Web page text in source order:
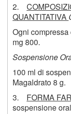
2.
QUANTITATIVA
Ogni
mg 800.
Sospensione
100 ml di
Magaldrato 8 g.
3. FORMA
sospensione